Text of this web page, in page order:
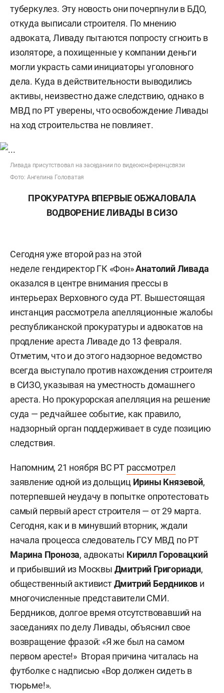
туберкулез. Эту новость они почерпнули в БДО,
откуда выписали строителя. По мнению
адвоката, Ливаду пытаются попросту сгноить в
изоляторе, а похищенные у компании деньги
могли украсть сами инициаторы уголовного
дела. Куда в действительности выводились
активы, неизвестно даже следствию, однако в
МВД по РТ уверены, что освобождение Ливады
на ход строительства не повлияет.
Ливада присутствовал на заседании по видеоконференцсвязи
Фото: Ангелина Головатая
ПРОКУРАТУРА ВПЕРВЫЕ ОБЖАЛОВАЛА
ВОДВОРЕНИЕ ЛИВАДЫ В СИЗО
Сегодня уже второй раз на этой
неделе гендиректор ГК «Фон»Анатолий Ливада
оказался в центре внимания прессы в
интерьерах Верховного суда РТ. Вышестоящая
инстанция рассмотрела апелляционные жалобы
республиканской прокуратуры и адвокатов на
продление ареста Ливаде до 13 февраля.
Отметим, что и до этого надзорное ведомство
всегда выступало против нахождения строителя
в СИЗО, указывая на уместность домашнего
ареста. Но прокурорская апелляция на решение
суда — редчайшее событие, как правило,
надзорный орган поддерживает в суде позицию
следствия.
Напомним, 21 ноября ВС РТ рассмотрел
заявление одной из дольщиц Ирины Князевой,
потерпевшей неудачу в попытке опротестовать
самый первый арест строителя — от 29 марта.
Сегодня, как и в минувший вторник, ждали
начала процесса следователь ГСУ МВД по РТ
Марина Проноза, адвокаты Кирилл Горовацкий
и прибывший из Москвы Дмитрий Григориади,
общественный активистДмитрий Бердников и
многочисленные представители СМИ.
Бердников, долгое время отсутствовавший на
заседаниях по делу Ливады, объяснил свое
возвращение фразой: «Я же был на самом
первом аресте!» Вторая причина читалась на
футболке с надписью «Вор должен сидеть в
тюрьме!».